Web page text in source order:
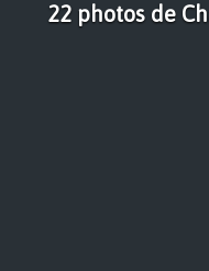
22 photos de